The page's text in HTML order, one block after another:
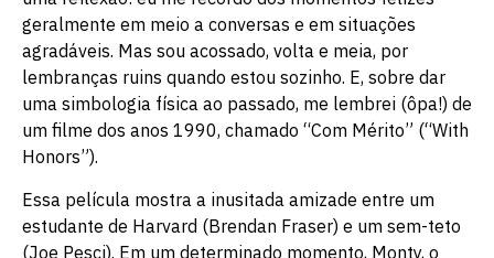
geralmente em meio a conversas e em situações
agradáveis. Mas sou acossado, volta e meia, por
lembranças ruins quando estou sozinho. E, sobre dar
uma simbologia física ao passado, me lembrei (ôpa!) de
um filme dos anos 1990, chamado “Com Mérito” (“With
Honors”).
Essa película mostra a inusitada amizade entre um
estudante de Harvard (Brendan Fraser) e um sem-teto
(Joe Pesci). Em um determinado momento, Monty, o